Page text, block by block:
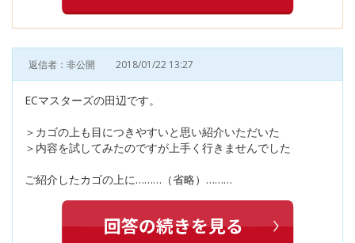
返信者：非公開 2018/01/22 13:27
ECマスターズの田辺です。
＞カゴの上も目につきやすいと思い紹介いただいた
＞内容を試してみたのですが上手く行きませんでした
ご紹介したカゴの上に………（省略）………